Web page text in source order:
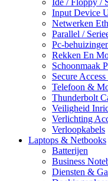
Ide / Floppy /
Input Device
Netwerken
Parallel /
Pc-
Rekken En
Schoonmaak
Secure
Telefoon &
Thunderbolt
Veiligheid
Verlichting
Verloopkabels
Laptops & Netbooks
Batterijen
Business
Diensten &